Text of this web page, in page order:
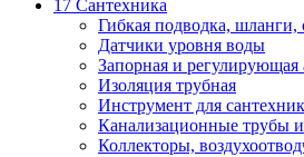
17 Сантехника
Гибкая подводка,
Датчики уровня воды
Запорная и регулирующая
Изоляция трубная
Инструмент для
Канализационные трубы
Коллекторы,